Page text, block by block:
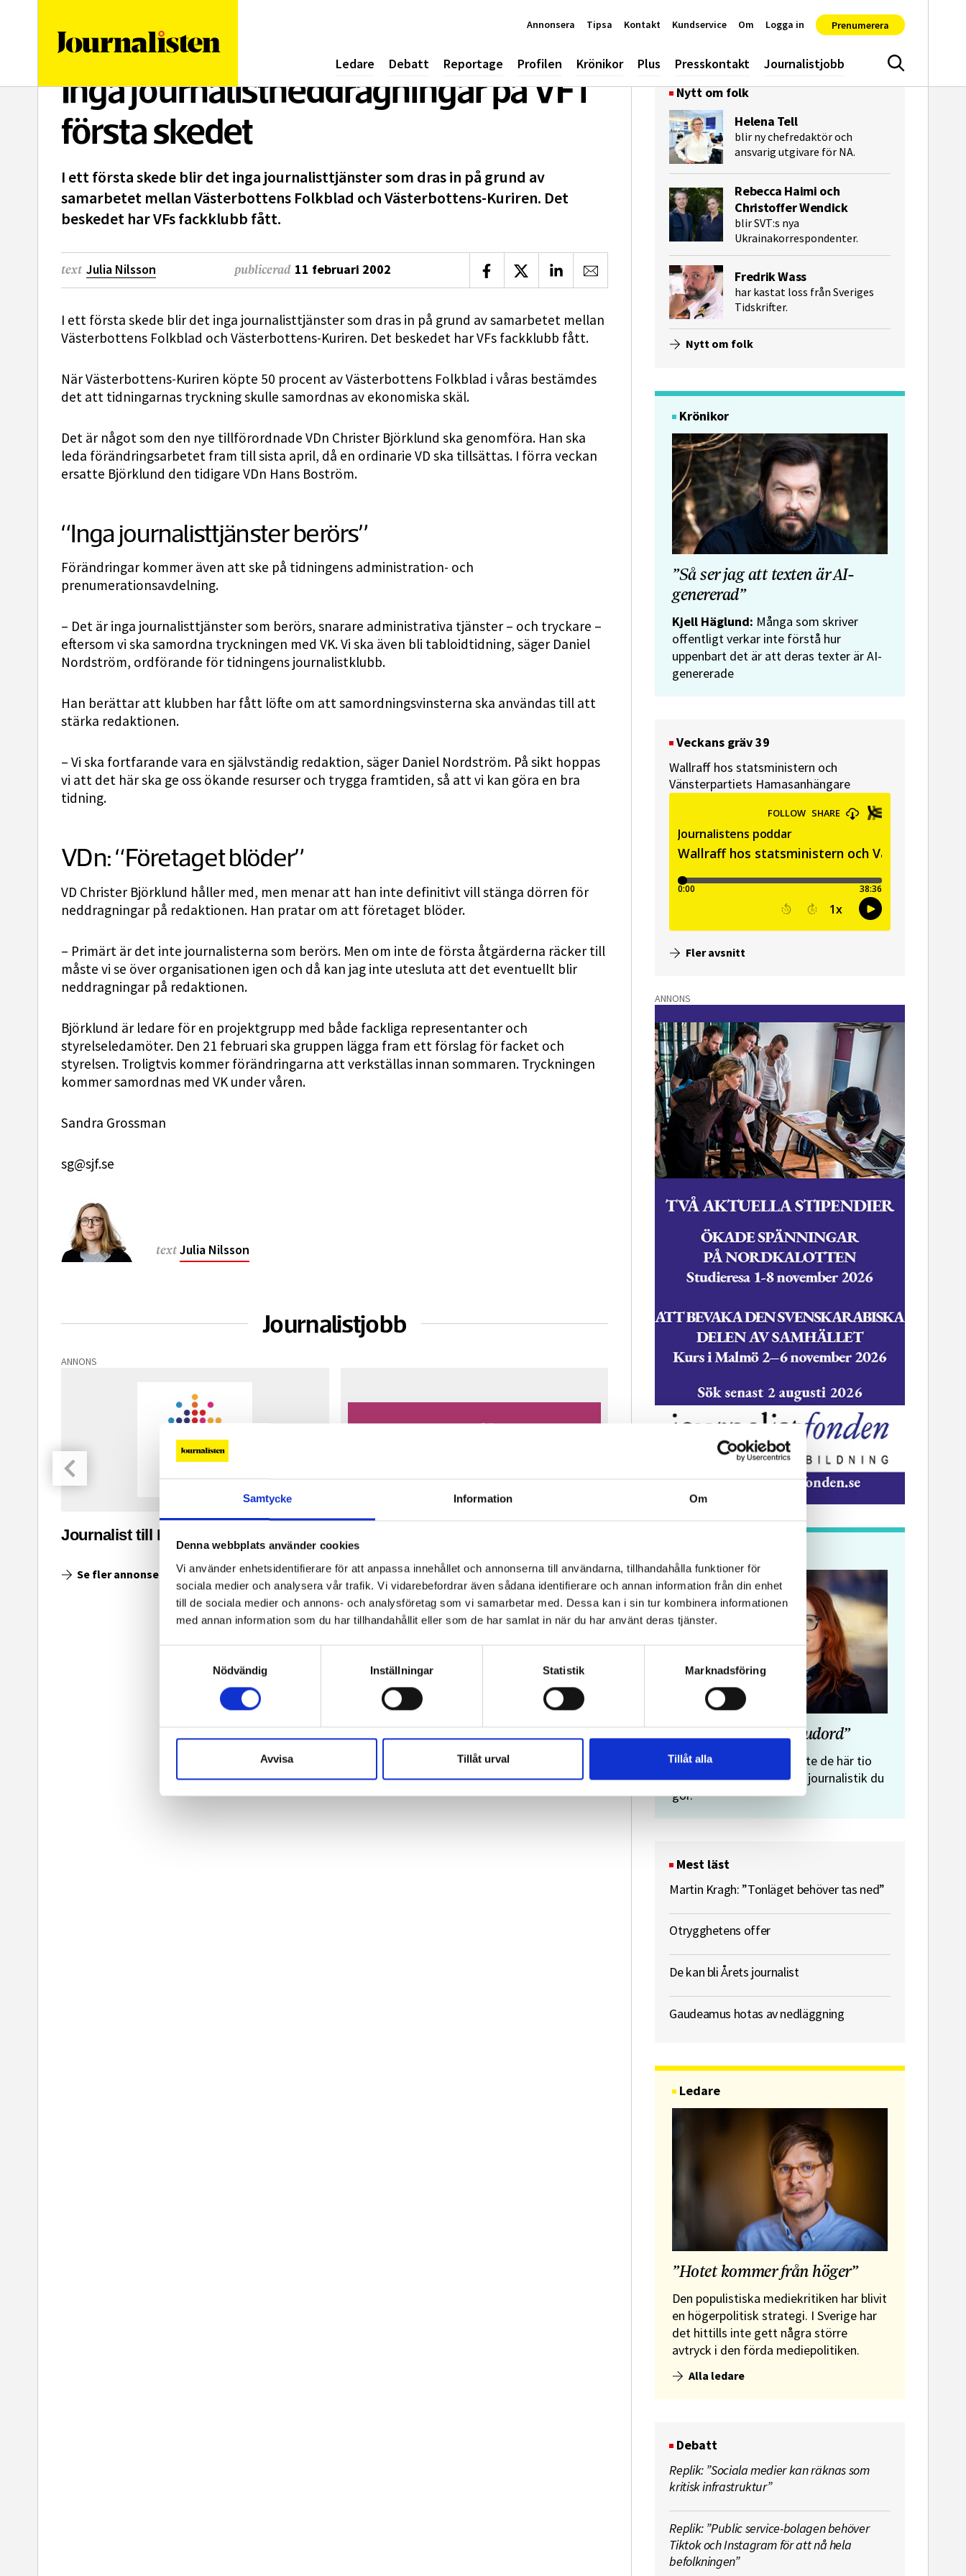
Samtycke Information Om
Denna webbplats använder cookies
Vi använder enhetsidentifierare för att anpassa innehållet och annonserna till användarna, tillhandahålla funktioner för
sociala medier och analysera vår trafik. Vi vidarebefordrar även sådana identifierare och annan information från din enhet
till de sociala medier och annons- och analysföretag som vi samarbetar med. Dessa kan i sin tur kombinera informationen
med annan information som du har tillhandahållit eller som de har samlat in när du har använt deras tjänster.
Nödvändig
Inställningar Statistik Marknadsföring
Avvisa Tillåt urval Tillåt alla
Ledare Debatt Reportage Profilen Krönikor Plus Presskontakt Journalistjobb Sök
Annonsera Tipsa Kontakt Kundservice Om Logga in Prenumerera
Inga journalistneddragningar på VF i
första skedet
I ett första skede blir det inga journalisttjänster som dras in på grund av
samarbetet mellan Västerbottens Folkblad och Västerbottens-Kuriren. Det
beskedet har VFs fackklubb fått.
text Julia Nilsson publicerad 11 februari 2002 Dela på Facebook
Dela på XDela på LinkedIn
Dela via e-post
I ett första skede blir det inga journalisttjänster som dras in på grund av samarbetet mellan
Västerbottens Folkblad och Västerbottens-Kuriren. Det beskedet har VFs fackklubb fått.
När Västerbottens-Kuriren köpte 50 procent av Västerbottens Folkblad i våras bestämdes
det att tidningarnas tryckning skulle samordnas av ekonomiska skäl.
Det är något som den nye tillförordnade VDn Christer Björklund ska genomföra. Han ska
leda förändringsarbetet fram till sista april, då en ordinarie VD ska tillsättas. I förra veckan
ersatte Björklund den tidigare VDn Hans Boström.
“Inga journalisttjänster berörs”
Förändringar kommer även att ske på tidningens administration- och
prenumerationsavdelning.
– Det är inga journalisttjänster som berörs, snarare administrativa tjänster – och tryckare –
eftersom vi ska samordna tryckningen med VK. Vi ska även bli tabloidtidning, säger Daniel
Nordström, ordförande för tidningens journalistklubb.
Han berättar att klubben har fått löfte om att samordningsvinsterna ska användas till att
stärka redaktionen.
– Vi ska fortfarande vara en självständig redaktion, säger Daniel Nordström. På sikt hoppas
vi att det här ska ge oss ökande resurser och trygga framtiden, så att vi kan göra en bra
tidning.
VDn: “Företaget blöder”
VD Christer Björklund håller med, men menar att han inte definitivt vill stänga dörren för
neddragningar på redaktionen. Han pratar om att företaget blöder.
– Primärt är det inte journalisterna som berörs. Men om inte de första åtgärderna räcker till
måste vi se över organisationen igen och då kan jag inte utesluta att det eventuellt blir
neddragningar på redaktionen.
Björklund är ledare för en projektgrupp med både fackliga representanter och
styrelseledamöter. Den 21 februari ska gruppen lägga fram ett förslag för facket och
styrelsen. Troligtvis kommer förändringarna att verkställas innan sommaren. Tryckningen
kommer samordnas med VK under våren.
Sandra Grossman
sg@sjf.se
text Julia Nilsson
Journalistjobb
ANNONS
Journalist till Ingenjoren.se
vikariat
Hem &
Se fler annonser
Nytt om folk
Helena Tell
blir ny chefredaktör och
ansvarig utgivare för NA.
Rebecca Haimi och
Christoffer Wendick
blir SVT:s nya
Ukrainakorrespondenter.
Fredrik Wass
har kastat loss från Sveriges
Tidskrifter.
Nytt om folk
Krönikor
”Så ser jag att texten är AI-
genererad”
Kjell Häglund: Många som skriver
offentligt verkar inte förstå hur
uppenbart det är att deras texter är AI-
genererade
Veckans gräv 39
Wallraff hos statsministern och
Vänsterpartiets Hamasanhängare
Fler avsnitt
ANNONS
”Journalistens tio budord”
Malin Crona:
Följer du inte de här tio
budorden? Då är det inte journalistik du
gör.
Mest läst
Martin Kragh: ”Tonläget behöver tas ned”
Otrygghetens offer
De kan bli Årets journalist
Gaudeamus hotas av nedläggning
Ledare
”Hotet kommer från höger”
Den populistiska mediekritiken har blivit
en högerpolitisk strategi. I Sverige har
det hittills inte gett några större
avtryck i den förda mediepolitiken.
Alla ledare
Debatt
Replik: ”Sociala medier kan räknas som
kritisk infrastruktur”
Replik: ”Public service-bolagen behöver
Tiktok och Instagram för att nå hela
befolkningen”